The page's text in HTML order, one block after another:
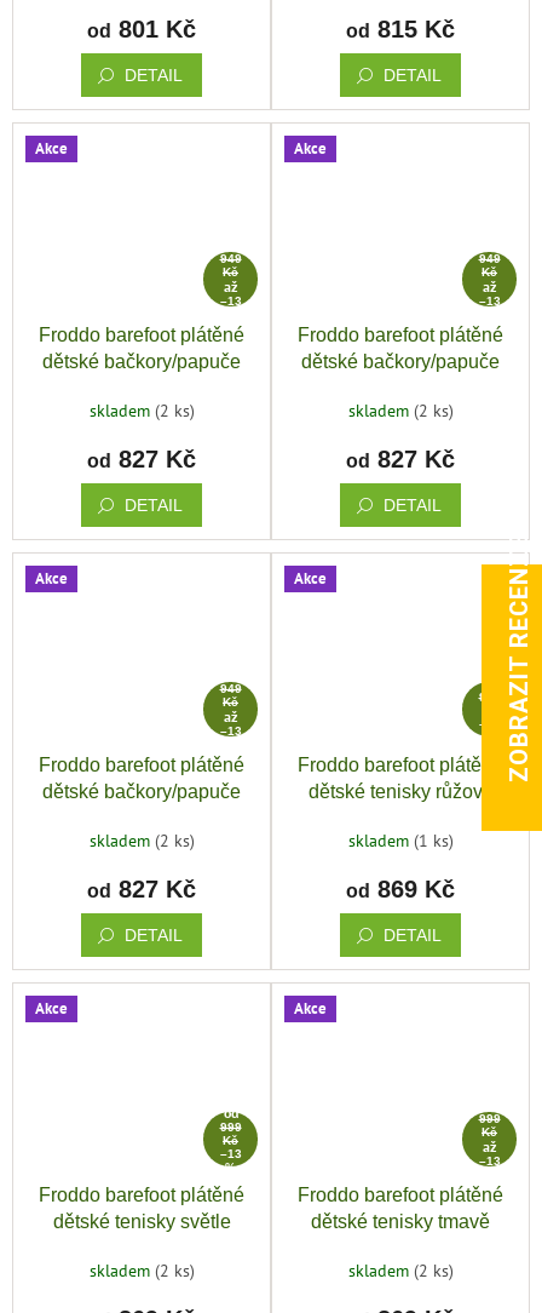
od 801 Kč
DETAIL
od 815 Kč
DETAIL
Akce
949
Kč
až
–13
Froddo barefoot plátěné
dětské bačkory/papuče
skladem (2 ks)
od 827 Kč
DETAIL
Akce
949
Kč
až
–13
Froddo barefoot plátěné
dětské bačkory/papuče
skladem (2 ks)
od 827 Kč
DETAIL
Akce
949
Kč
až
–13
Froddo barefoot plátěné
dětské bačkory/papuče
skladem (2 ks)
od 827 Kč
DETAIL
Akce
999
–13
Froddo barefoot plátěné
dětské tenisky růžové
skladem (1 ks)
od 869 Kč
DETAIL
Akce
od
999
Kč
–13
%
Froddo barefoot plátěné
dětské tenisky světle
skladem (2 ks)
Akce
999
Kč
až
–13
Froddo barefoot plátěné
dětské tenisky tmavě
skladem (2 ks)
ZOBRAZIT RECENZE